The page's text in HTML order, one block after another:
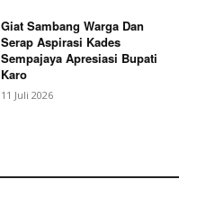
Giat Sambang Warga Dan
Serap Aspirasi Kades
Sempajaya Apresiasi Bupati
Karo
11 Juli 2026